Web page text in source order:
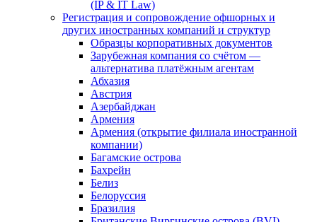
(IP & IT Law)
Регистрация и сопровождение офшорных и
других иностранных компаний и структур
Образцы корпоративных документов
Зарубежная компания со счётом —
альтернатива платёжным агентам
Абхазия
Австрия
Азербайджан
Армения
Армения (открытие филиала иностранной
компании)
Багамские острова
Бахрейн
Белиз
Белоруссия
Бразилия